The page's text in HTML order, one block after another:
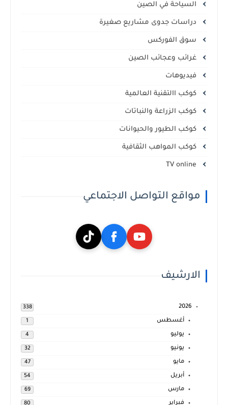
السياحة في الصين
دراسات جدوى مشاريع صغيرة
سوق الفوركس
غرائب وعجائب الصين
فيديوهات
كوكب االتقنية العالمية
كوكب الزراعة والنباتات
كوكب الطيور والحيوانات
كوكب المواهب الثقافية
مواقع التواصل الاجتماعي
الارشيف
2026
338
أغسطس 1
يوليو 4
يونيو 32
مايو 47
أبريل 54
مارس 69
فبراير 80